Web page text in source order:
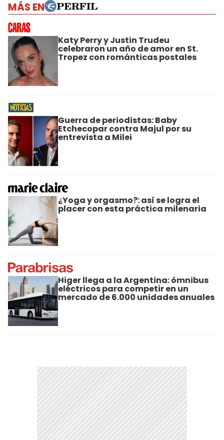
MÁS EN
Katy Perry y Justin Trudeu
celebraron un año de amor en St.
Tropez con románticas postales
Guerra de periodistas: Baby
Etchecopar contra Majul por su
entrevista a Milei
¿Yoga y orgasmo?: así se logra el
placer con esta práctica milenaria
Higer llega a la Argentina: ómnibus
eléctricos para competir en un
mercado de 6.000 unidades anuales